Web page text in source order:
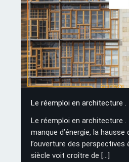
Le réemploi en architecture .
Le réemploi en architecture
manque d’énergie, la
l’ouverture des perspectives
siècle voit croître de […]